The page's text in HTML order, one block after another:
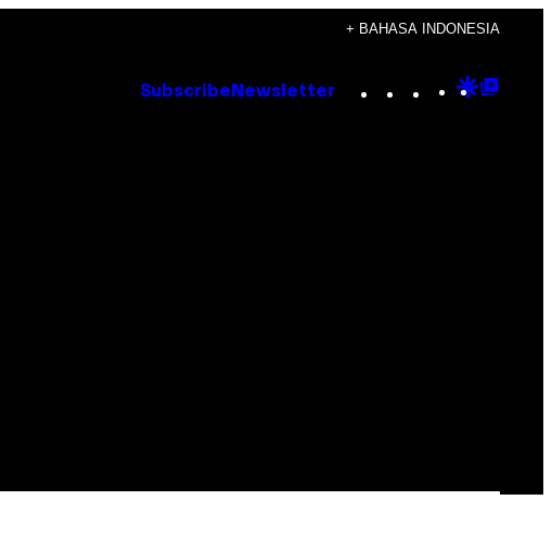
+ BAHASA INDONESIA
Subscribe Newsletter Instagram
TikTok
YouTube
Google